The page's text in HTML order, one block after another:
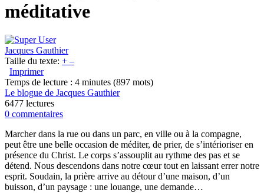
méditative
Jacques Gauthier
Taille du texte: + –
Imprimer
Temps de lecture : 4 minutes (897 mots)
Le blogue de Jacques Gauthier
6477 lectures
0 commentaires
Marcher dans la rue ou dans un parc, en ville ou à la compagne,
peut être une belle occasion de méditer, de prier, de s’intérioriser en
présence du Christ. Le corps s’assouplit au rythme des pas et se
détend. Nous descendons dans notre cœur tout en laissant errer notre
esprit. Soudain, la prière arrive au détour d’une maison, d’un
buisson, d’un paysage : une louange, une demande…